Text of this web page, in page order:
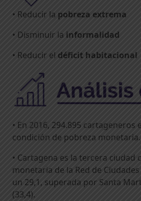
• Reducir la pobreza extrema
• Disminuir la informalidad
• Reducir el déficit habitacional
• En 2016, 294.895 cartageneros
condición de pobreza monetaria.
• Cartagena es la tercera ciudad
monetaria de la Red de
un 29,1, superada por Santa
(33,4).